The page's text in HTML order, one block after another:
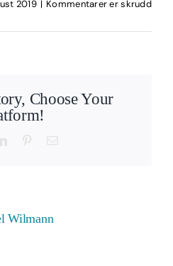
2019 | Kommentarer er skrudd
Choose Your
LinkedInPinterestEmail
Wilmann